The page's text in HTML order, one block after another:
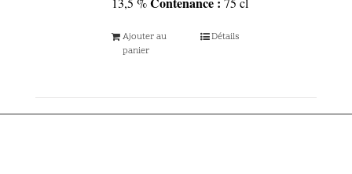
Ajouter au
panier
Détails